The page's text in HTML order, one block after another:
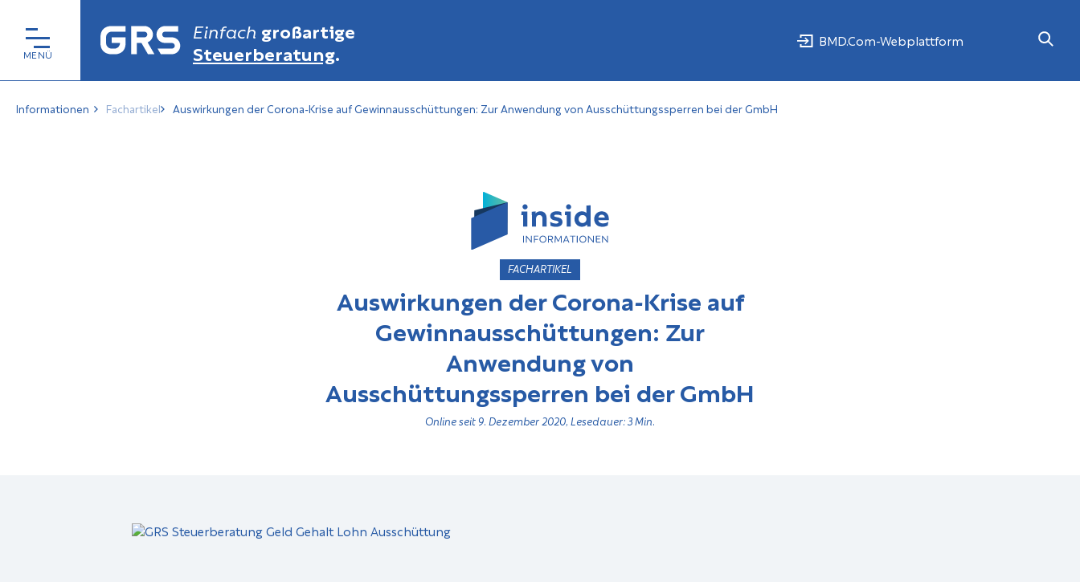
Einfach großartige
Steuerberatung. BMD.Com-Webplattform
Informationen Fachartikel Auswirkungen der Corona-Krise auf Gewinnausschüttungen: Zur Anwendung von Ausschüttungssperren bei der GmbH
FACHARTIKEL
Auswirkungen der Corona-Krise auf
Gewinnausschüttungen: Zur
Anwendung von
Ausschüttungssperren bei der GmbH
Online seit 9. Dezember 2020, Lesedauer: 3 Min.